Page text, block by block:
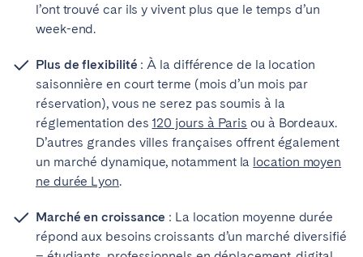
l’ont trouvé car ils y vivent plus que le temps d’un
week-end.
Plus de flexibilité : À la différence de la location
saisonnière en court terme (mois d’un mois par
réservation), vous ne serez pas soumis à la
réglementation des 120 jours à Paris ou à Bordeaux.
D’autres grandes villes françaises offrent également
un marché dynamique, notamment la location moyen
ne durée Lyon.
Marché en croissance : La location moyenne durée
répond aux besoins croissants d’un marché diversifié